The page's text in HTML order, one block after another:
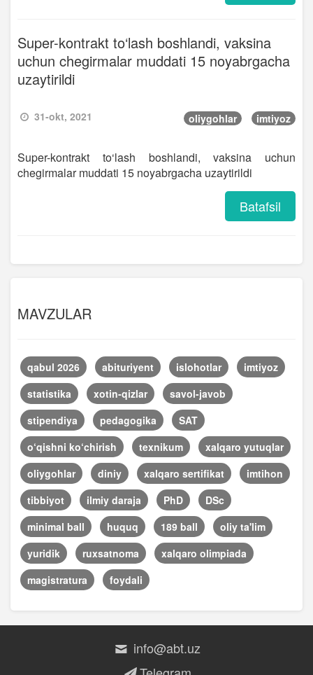
Super-kontrakt to‘lash boshlandi, vaksina
uchun chegirmalar muddati 15 noyabrgacha
uzaytirildi
31-okt, 2021 oliygohlar imtiyoz
Super-kontrakt to‘lash boshlandi, vaksina uchun
chegirmalar muddati 15 noyabrgacha uzaytirildi
Batafsil
MAVZULAR
qabul 2026 abituriyent islohotlar
imtiyoz
statistika
xotin-qizlar
savol-javob
stipendiya
pedagogika
SAT
o‘qishni ko‘chirish
texnikum
xalqaro yutuqlar
oliygohlar
diniy xalqaro sertifikat
imtihon
tibbiyot
ilmiy daraja PhD
DSc
minimal ball
huquq 189 ball
oliy ta'lim
yuridik
ruxsatnoma
xalqaro olimpiada
magistratura
foydali
info@abt.uz